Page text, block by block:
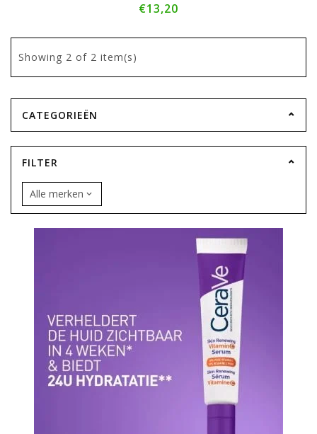
€13,20
Showing 2 of 2 item(s)
CATEGORIEËN
FILTER